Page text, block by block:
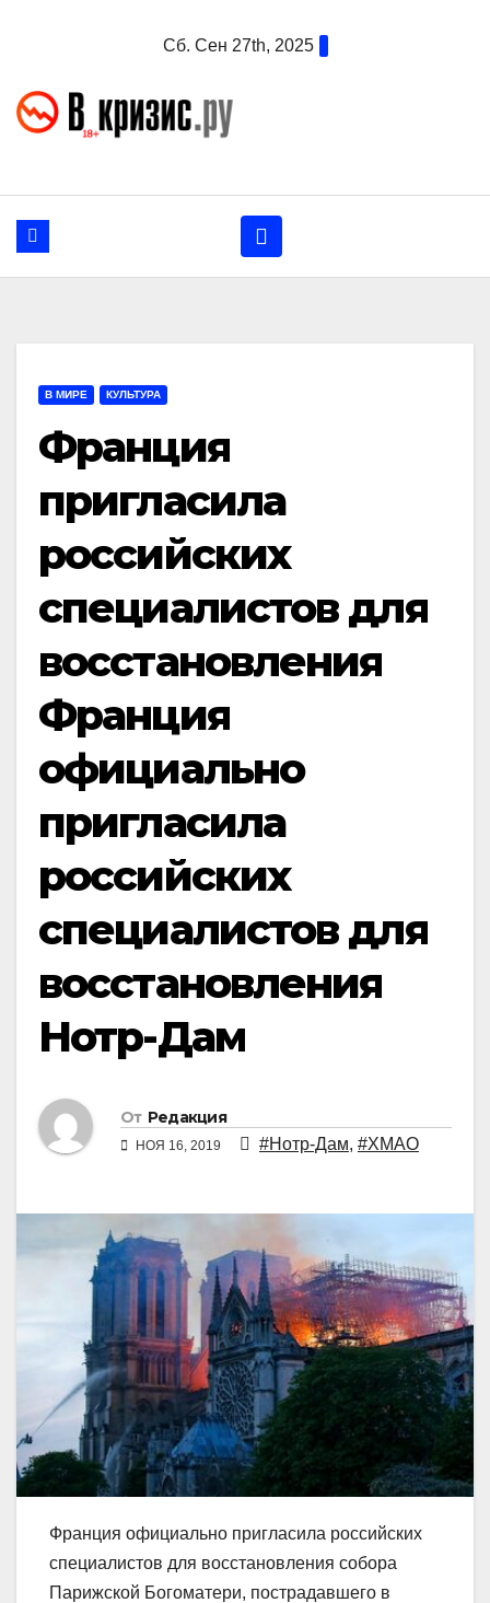
Сб. Сен 27th, 2025
В МИРЕ КУЛЬТУРА
Франция
пригласила
российских
специалистов для
восстановления
Франция
официально
пригласила
российских
специалистов для
восстановления
Нотр-Дам
От Редакция
НОЯ 16, 2019 #Нотр-Дам, #ХМАО
Франция официально пригласила российских
специалистов для восстановления собора
Парижской Богоматери, пострадавшего в